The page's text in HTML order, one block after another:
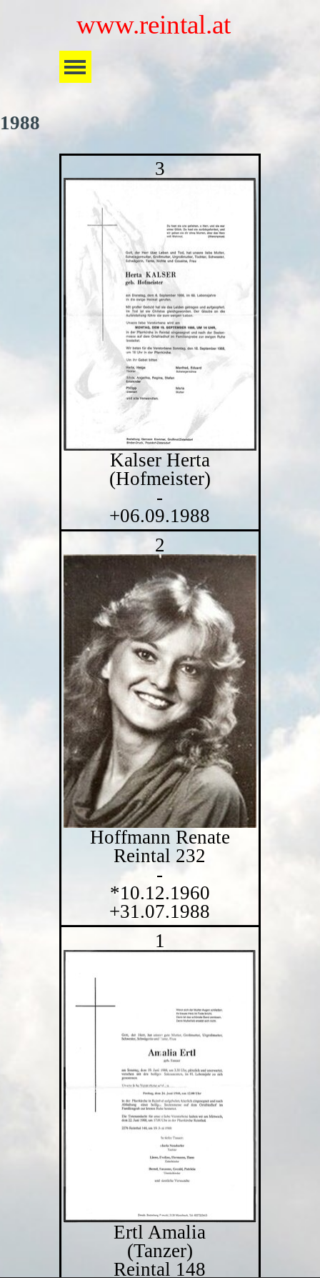
www.reintal.at
Menü überspringen
1988
3
Kalser Herta
(Hofmeister)
-
+06.09.1988
2
Hoffmann Renate
Reintal 232
-
*10.12.1960
+31.07.1988
1
Ertl Amalia
(Tanzer)
Reintal 148